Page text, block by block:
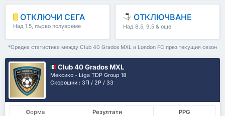
ОТКЛЮЧИ СЕГА
Над 1.5, първо полувреме
/второ полувреме & още
ОТКЛЮЧВАНЕ
Над 8.5, 9.5 & още
*Средна статистика между Club 40 Grados MXL и London FC през текущия сезон
Club 40 Grados MXL
Мексико - Liga TDP Group 18
Скорошни : 3П / 2P / 3З
Форма Резултати
PPG